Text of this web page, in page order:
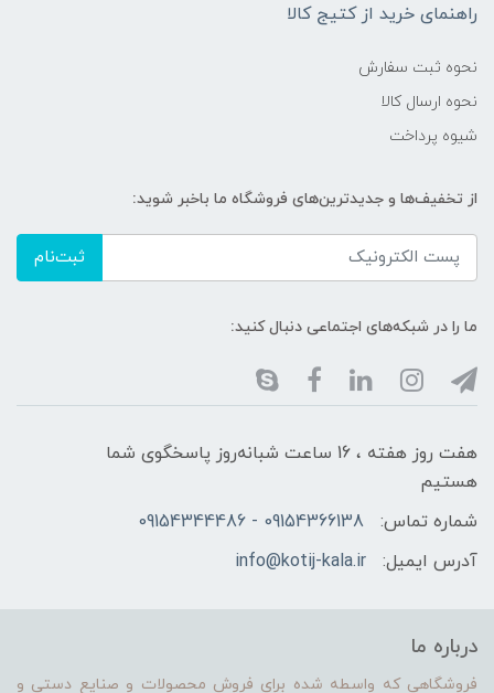
راهنمای خرید از کتیج کالا
نحوه ثبت سفارش
نحوه ارسال کالا
شیوه پرداخت
از تخفیف‌ها و جدیدترین‌های فروشگاه ما باخبر شوید:
ثبت‌نام
ما را در شبکه‌های اجتماعی دنبال کنید:
هفت روز هفته ، 16 ساعت شبانه‌روز پاسخگوی شما
هستیم
شماره تماس:
09154366138 - 09154344486
آدرس ایمیل:
info@kotij-kala.ir
درباره ما
فروشگاهی که واسطه شده برای فروش محصولات و صنایع دستی و